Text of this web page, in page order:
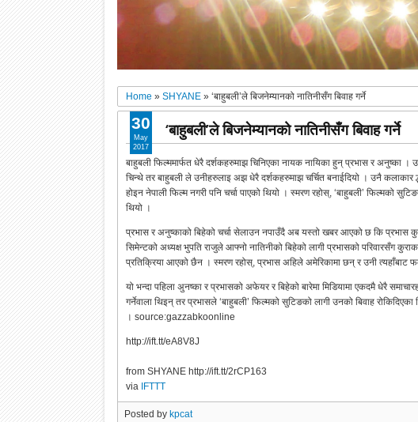
Home »SHYANE »‘बाहुबली’ले बिजनेम्यानको नातिनीसँग बिवाह गर्ने
‘बाहुबली’ले बिजनेम्यानको नातिनीसँग बिवाह गर्ने
बाहुबली फिल्ममार्फत धेरै दर्शकहरुमाझ चिनिएका नायक नायिका हुन् प्रभास र अनुष्का
चिन्थे तर बाहुबली ले उनीहरुलाइ अझ धेरै दर्शकहरुमाझ चर्चित बनाईदियो । उनै कलाकार
होइन नेपाली फिल्म नगरी पनि चर्चा पाएको थियो । स्मरण रहोस्, ‘बाहुबली’ फिल्मको
थियो ।
प्रभास र अनुष्काको बिहेको चर्चा सेलाउन नपाउँदै अब यस्तो खबर आएको छ कि प्रभास
सिमेन्टको अध्यक्ष भुपति राजुले आफ्नो नातिनीको बिहेको लागी प्रभासको परिवारसँग
प्रतिक्रिया आएको छैन । स्मरण रहोस्, प्रभास अहिले अमेरिकामा छन् र उनी त्यहाँबाट
यो भन्दा पहिला अुनष्का र प्रभासको अफेयर र बिहेको बारेमा मिडियामा एकदमै धेरै
गर्नेवाला थिइन् तर प्रभासले ‘बाहुबली’ फिल्मको सुटिङको लागी उनको बिवाह
। source:gazzabkoonline
http://ift.tt/eA8V8J
from SHYANE http://ift.tt/2rCP163
via IFTTT
30
May
2017
Posted by kpcat